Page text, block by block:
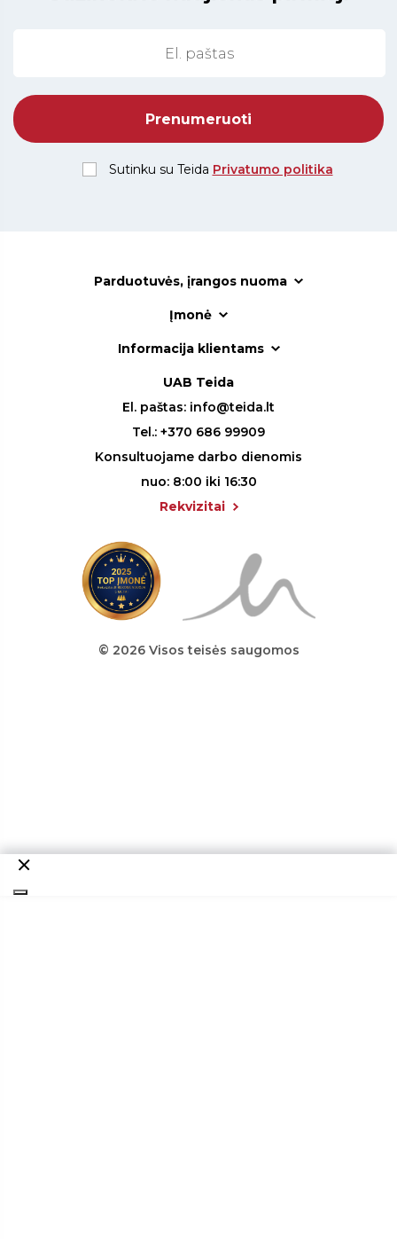
Sutinku su Teida Privatumo politika
Parduotuvės, įrangos nuoma
Įmonė
Informacija klientams
UAB Teida
El. paštas: info@teida.lt
Tel.: +370 686 99909
Konsultuojame darbo dienomis
nuo: 8:00 iki 16:30
Rekvizitai
© 2026 Visos teisės saugomos